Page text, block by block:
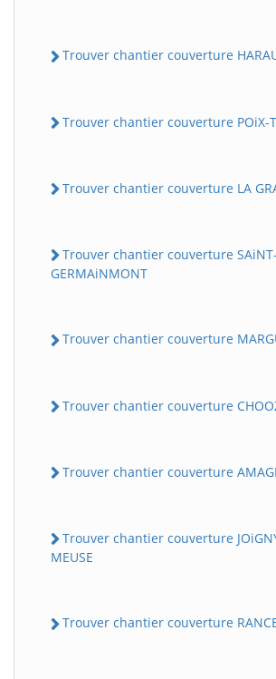
Trouver chantier couverture
Trouver chantier couverture POiX-
Trouver chantier couverture LA
Trouver chantier couverture SAiNT-
GERMAiNMONT
Trouver chantier couverture
Trouver chantier couverture
Trouver chantier couverture
Trouver chantier couverture
MEUSE
Trouver chantier couverture